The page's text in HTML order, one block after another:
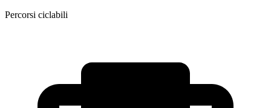
Percorsi ciclabili